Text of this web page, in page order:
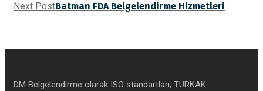
Next PostBatman FDA Belgelendirme Hizmetleri
DM Belgelendirme olarak ISO standartları, TÜRKAK